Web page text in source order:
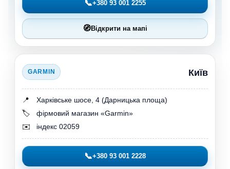
📞+380 93 001 2255
🧭Відкрити на мапі
GARMIN Київ
📍
Харківське шосе, 4 (Дарницька площа)
🏷️
фірмовий магазин «Garmin»
✉️
індекс 02059
📞+380 93 001 2228